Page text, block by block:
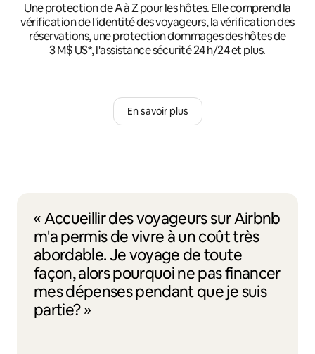
Une protection de A à Z pour les hôtes. Elle comprend la
vérification de l'identité des voyageurs, la vérification des
réservations, une protection dommages des hôtes de
3 M$ US*, l'assistance sécurité 24 h/24 et plus.
En savoir plus
« Accueillir des voyageurs sur Airbnb
m'a permis de vivre à un coût très
abordable. Je voyage de toute
façon, alors pourquoi ne pas financer
mes dépenses pendant que je suis
partie? »